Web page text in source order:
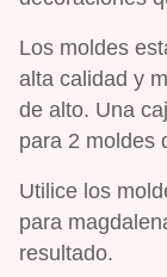
Los moldes
alta calidad y
de alto. Una
para 2 moldes
Utilice los
para
resultado.